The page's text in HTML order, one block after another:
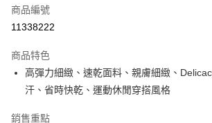
超商取貨付款
Apple Pay
悠遊付
Google Pay
商品編號
11338222
商品特色
高彈力細緻、速乾面料、親膚細緻、
汗、省時快乾、運動休閒穿搭風格
銷售重點